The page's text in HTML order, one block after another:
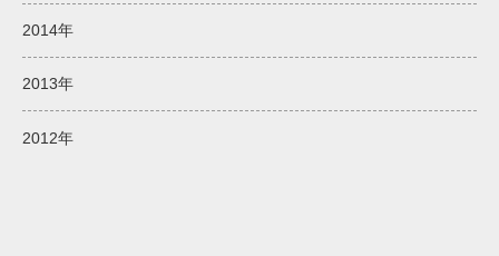
2014年
2013年
2012年